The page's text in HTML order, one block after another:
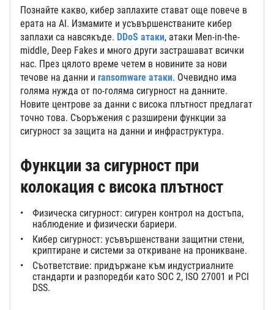
Познайте какво, кибер заплахите стават още повече в
ерата на AI. Измамите и усъвършенстваните кибер
заплахи са навсякъде. DDoS атаки, атаки Men-in-the-
middle, Deep Fakes и много други застрашават всички
нас. През цялото време четем в новините за нови
течове на данни и ransomware атаки. Очевидно има
голяма нужда от по-голяма сигурност на данните.
Новите центрове за данни с висока плътност предлагат
точно това. Съоръжения с разширени функции за
сигурност за защита на данни и инфраструктура.
Функции за сигурност при
колокация с висока плътност
Физическа сигурност: сигурен контрол на достъпа,
наблюдение и физически бариери.
Кибер сигурност: усъвършенствани защитни стени,
криптиране и системи за откриване на проникване.
Съответствие: придържане към индустриалните
стандарти и разпоредби като SOC 2, ISO 27001 и PCI
DSS.